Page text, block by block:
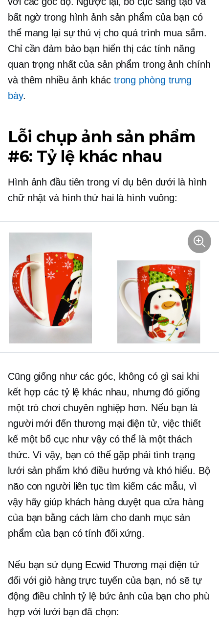
bất ngờ trong hình ảnh sản phẩm của bạn có
thể mang lại sự thú vị cho quá trình mua sắm.
Chỉ cần đảm bảo bạn hiển thị các tính năng
quan trọng nhất của sản phẩm trong ảnh chính
và thêm nhiều ảnh khác trong phòng trưng
bày.
Lỗi chụp ảnh sản phẩm
#6: Tỷ lệ khác nhau
Hình ảnh đầu tiên trong ví dụ bên dưới là hình
chữ nhật và hình thứ hai là hình vuông:
Cũng giống như các góc, không có gì sai khi
kết hợp các tỷ lệ khác nhau, nhưng đó giống
một trò chơi chuyên nghiệp hơn. Nếu bạn là
người mới đến thương mại điện tử, việc thiết
kế một bố cục như vậy có thể là một thách
thức. Vì vậy, bạn có thể gặp phải tình trạng
lưới sản phẩm khó điều hướng và khó hiểu. Bộ
não con người liên tục tìm kiếm các mẫu, vì
vậy hãy giúp khách hàng duyệt qua cửa hàng
của bạn bằng cách làm cho danh mục sản
phẩm của bạn có tính đối xứng.
Nếu bạn sử dụng Ecwid Thương mại điện tử
đối với giỏ hàng trực tuyến của bạn, nó sẽ tự
động điều chỉnh tỷ lệ bức ảnh của bạn cho phù
hợp với lưới bạn đã chọn: